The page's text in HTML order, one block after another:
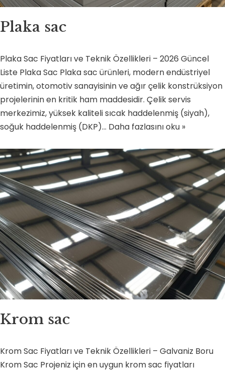
Plaka sac
Plaka Sac Fiyatları ve Teknik Özellikleri – 2026 Güncel
Liste Plaka Sac Plaka sac ürünleri, modern endüstriyel
üretimin, otomotiv sanayisinin ve ağır çelik konstrüksiyon
projelerinin en kritik ham maddesidir. Çelik servis
merkezimiz, yüksek kaliteli sıcak haddelenmiş (siyah),
soğuk haddelenmiş (DKP)… Daha fazlasını oku »
Krom sac
Krom Sac Fiyatları ve Teknik Özellikleri – Galvaniz Boru
Krom Sac Projeniz için en uygun krom sac fiyatları